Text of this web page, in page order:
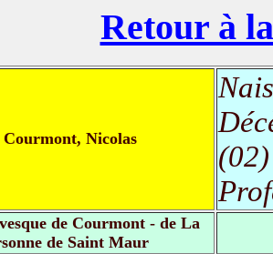
Retour à
Courmont, Nicolas
(02)
de Courmont - de La
de Saint Maur